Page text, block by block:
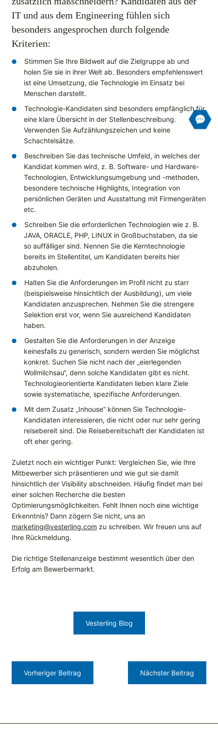
IT und aus dem Engineering fühlen sich
besonders angesprochen durch folgende
Kriterien:
Stimmen Sie Ihre Bildwelt auf die Zielgruppe ab und
holen Sie sie in ihrer Welt ab. Besonders empfehlenswert
ist eine Umsetzung, die Technologie im Einsatz bei
Menschen darstellt.
Technologie-Kandidaten sind besonders empfänglich für
eine klare Übersicht in der Stellenbeschreibung.
Verwenden Sie Aufzählungszeichen und keine
Schachtelsätze.
Beschreiben Sie das technische Umfeld, in welches der
Kandidat kommen wird, z. B. Software- und Hardware-
Technologien, Entwicklungsumgebung und -methoden,
besondere technische Highlights, Integration von
persönlichen Geräten und Ausstattung mit Firmengeräten
etc.
Schreiben Sie die erforderlichen Technologien wie z. B.
JAVA, ORACLE, PHP, LINUX in Großbuchstaben, da sie
so auffälliger sind. Nennen Sie die Kerntechnologie
bereits im Stellentitel, um Kandidaten bereits hier
abzuholen.
Halten Sie die Anforderungen im Profil nicht zu starr
(beispielsweise hinsichtlich der Ausbildung), um viele
Kandidaten anzusprechen. Nehmen Sie die strengere
Selektion erst vor, wenn Sie ausreichend Kandidaten
haben.
Gestalten Sie die Anforderungen in der Anzeige
keinesfalls zu generisch, sondern werden Sie möglichst
konkret. Suchen Sie nicht nach der „eierlegenden
Wollmilchsau“, denn solche Kandidaten gibt es nicht.
Technologieorientierte Kandidaten lieben klare Ziele
sowie systematische, spezifische Anforderungen.
Mit dem Zusatz „Inhouse“ können Sie Technologie-
Kandidaten interessieren, die nicht oder nur sehr gering
reisebereit sind. Die Reisebereitschaft der Kandidaten ist
oft eher gering.
Zuletzt noch ein wichtiger Punkt: Vergleichen Sie, wie Ihre
Mitbewerber sich präsentieren und wie gut sie damit
hinsichtlich der Visibility abschneiden. Häufig findet man bei
einer solchen Recherche die besten
Optimierungsmöglichkeiten. Fehlt Ihnen noch eine wichtige
Erkenntnis? Dann zögern Sie nicht, uns an
marketing@vesterling.com zu schreiben. Wir freuen uns auf
Ihre Rückmeldung.
Die richtige Stellenanzeige bestimmt wesentlich über den
Erfolg am Bewerbermarkt.
Vorheriger Beitrag
Vesterling Blog
Nächster Beitrag